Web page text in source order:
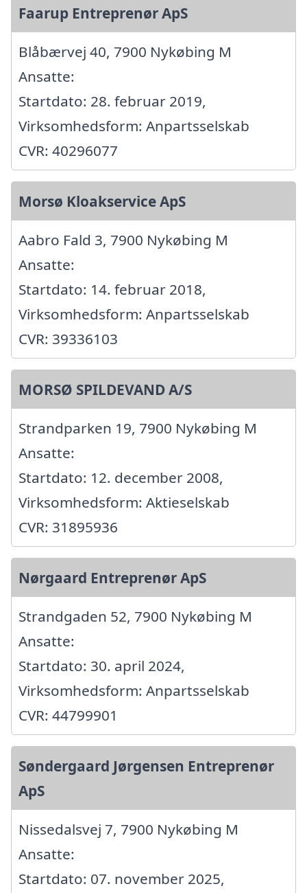
Faarup Entreprenør ApS
Blåbærvej 40, 7900 Nykøbing M
Ansatte:
Startdato: 28. februar 2019,
Virksomhedsform: Anpartsselskab
CVR: 40296077
Morsø Kloakservice ApS
Aabro Fald 3, 7900 Nykøbing M
Ansatte:
Startdato: 14. februar 2018,
Virksomhedsform: Anpartsselskab
CVR: 39336103
MORSØ SPILDEVAND A/S
Strandparken 19, 7900 Nykøbing M
Ansatte:
Startdato: 12. december 2008,
Virksomhedsform: Aktieselskab
CVR: 31895936
Nørgaard Entreprenør ApS
Strandgaden 52, 7900 Nykøbing M
Ansatte:
Startdato: 30. april 2024,
Virksomhedsform: Anpartsselskab
CVR: 44799901
Søndergaard Jørgensen Entreprenør
ApS
Nissedalsvej 7, 7900 Nykøbing M
Ansatte:
Startdato: 07. november 2025,